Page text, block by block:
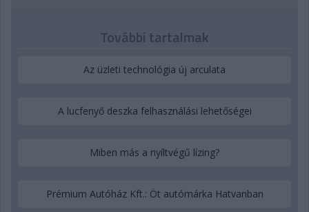
További tartalmak
Az üzleti technológia új arculata
A lucfenyő deszka felhasználási lehetőségei
Miben más a nyíltvégű lízing?
Prémium Autóház Kft.: Öt autómárka Hatvanban